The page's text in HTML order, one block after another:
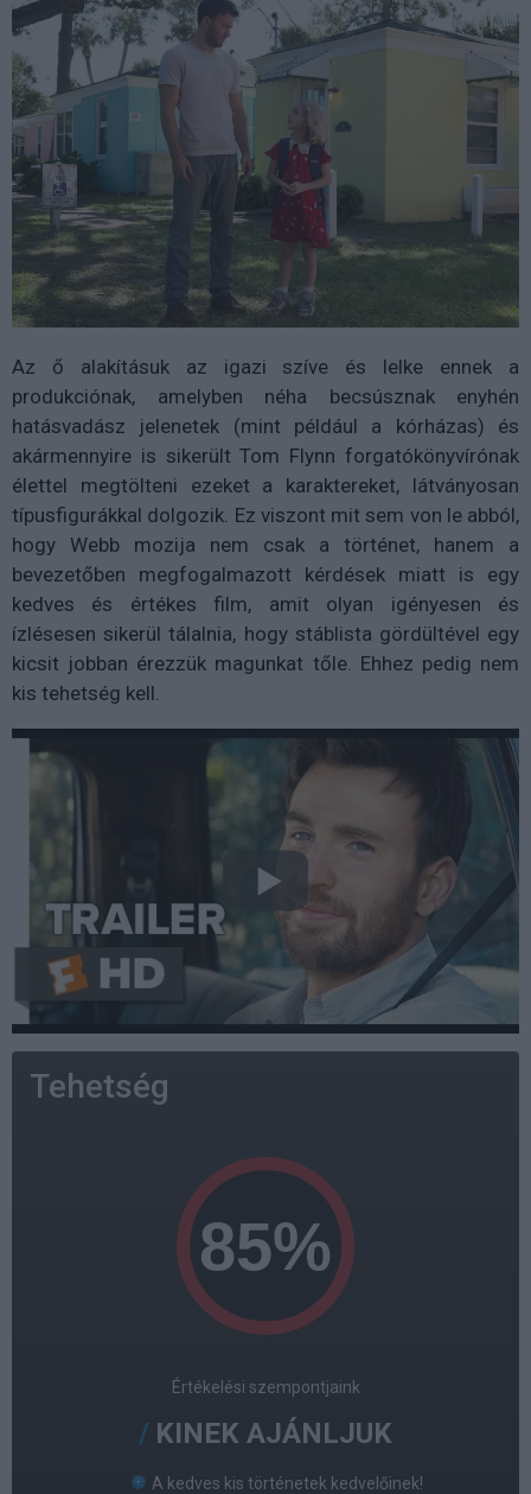
Az ő alakításuk az igazi szíve és lelke ennek a
produkciónak, amelyben néha becsúsznak enyhén
hatásvadász jelenetek (mint például a kórházas) és
akármennyire is sikerült Tom Flynn forgatókönyvírónak
élettel megtölteni ezeket a karaktereket, látványosan
típusfigurákkal dolgozik. Ez viszont mit sem von le abból,
hogy Webb mozija nem csak a történet, hanem a
bevezetőben megfogalmazott kérdések miatt is egy
kedves és értékes film, amit olyan igényesen és
ízlésesen sikerül tálalnia, hogy stáblista gördültével egy
kicsit jobban érezzük magunkat tőle. Ehhez pedig nem
kis tehetség kell.
Tehetség
Értékelési szempontjaink
KINEK AJÁNLJUK
A kedves kis történetek kedvelőinek!